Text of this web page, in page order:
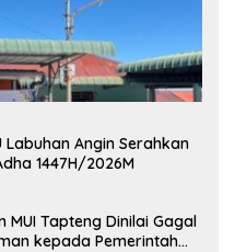
Labuhan Angin Serahkan
1447H/2026M
MUI Tapteng Dinilai Gagal
kepada Pemerintah